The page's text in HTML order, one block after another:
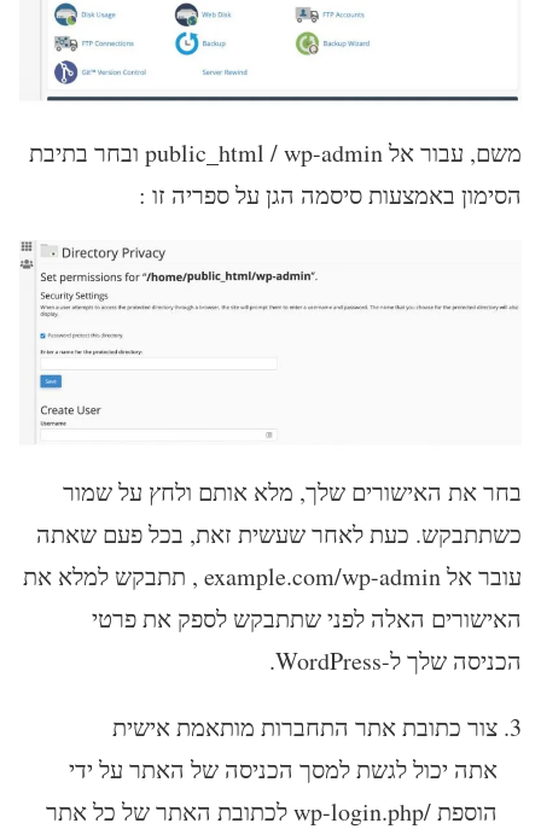
משם, עבור אל public_html / wp-admin ובחר בתיבת
הסימון באמצעות סיסמה הגן על ספריה זו :
בחר את האישורים שלך, מלא אותם ולחץ על שמור
כשתתבקש. כעת לאחר שעשית זאת, בכל פעם שאתה
עובר אל example.com/wp-admin , תתבקש למלא את
האישורים האלה לפני שתתבקש לספק את פרטי
הכניסה שלך ל-WordPress.
צור כתובת אתר התחברות מותאמת אישית
אתה יכול לגשת למסך הכניסה של האתר על ידי
הוספת /wp-login.php לכתובת האתר של כל אתר